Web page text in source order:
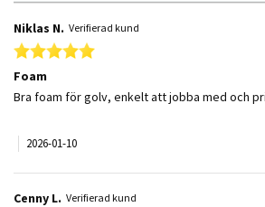
Niklas N. Verifierad kund
5.0 star rating
Foam
Review by Niklas N. on 10 Jan 2026
review stating Foam
Bra foam för golv, enkelt att jobba med och
2026-01-10
Cenny L. Verifierad kund